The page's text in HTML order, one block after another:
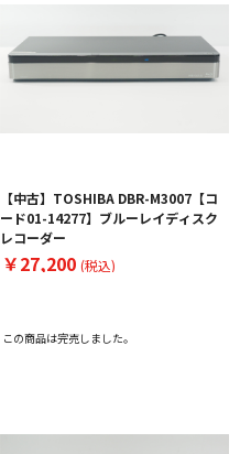
【中古】TOSHIBA DBR-M3007【コ
ード01-14277】ブルーレイディスク
レコーダー
￥27,200 (税込)
この商品は完売しました。